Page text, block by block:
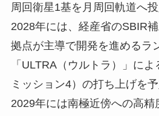
周回衛星1基を月周回軌道へ
2028年には、経産省のSBIR
拠点が主導で開発を進めるラ
「ULTRA（ウルトラ）」に
ミッション4）の打ち上げを
2029年には南極近傍への高精